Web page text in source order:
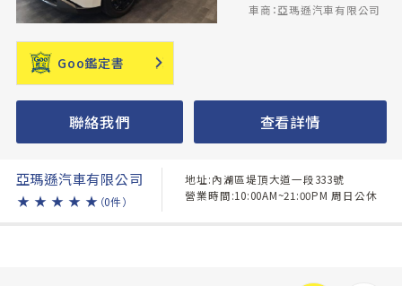
車商：亞瑪遜汽車有限公司
Goo鑑定書
聯絡我們 查看詳情
亞瑪遜汽車有限公司
★ ★ ★ ★ ★ （0件）
地址:內湖區堤頂大道一段333號
營業時間:10:00AM~21:00PM 周日公休